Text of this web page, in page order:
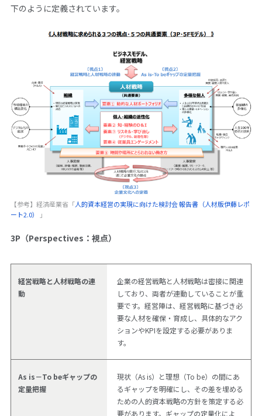
下のように定義されています。
【参考】経済産業省「人的資本経営の実現に向けた検討会 報告書（人材版伊藤レポ
ート2.0）
」
3P（Perspectives：視点）
経営戦略と人材戦略の連
動
企業の経営戦略と人材戦略は密接に関連
しており、両者が連動していることが重
要です。経営陣は、経営戦略に基づき必
要な人材を確保・育成し、具体的なアク
ションやKPIを設定する必要がありま
す。
As is－To beギャップの
定量把握
現状（As is）と理想（To be）の間にあ
るギャップを明確にし、その差を埋める
ための人的資本戦略の方針を策定する必
要があります。ギャップの定量化によ